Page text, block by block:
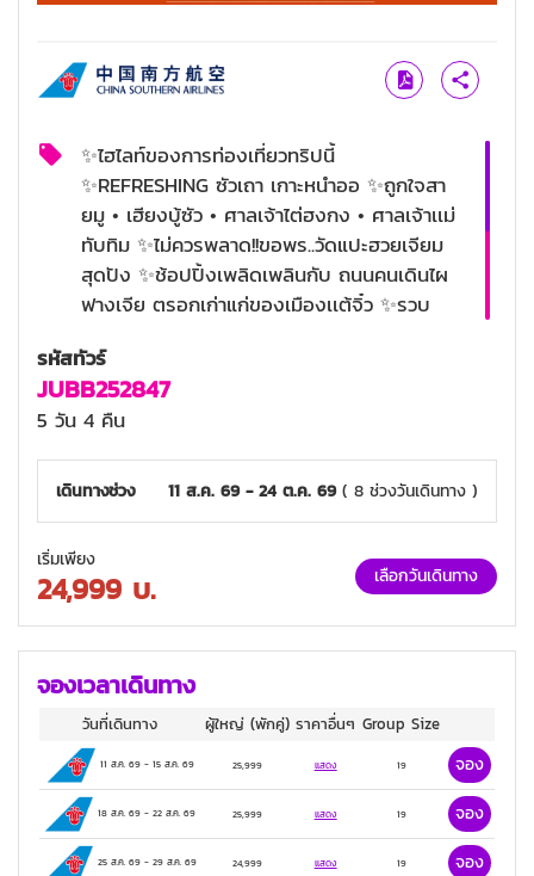
✨ไฮไลท์ของการท่องเที่ยวทริปนี้
✨REFRESHING ซัวเถา เกาะหนำออ ✨ถูกใจสา
ยมู • เฮียงบู้ซัว • ศาลเจ้าไต่ฮงกง • ศาลเจ้าเเม่
ทับทิม ✨ไม่ควรพลาด!!ขอพร..วัดแปะฮวยเจียม
สุดปัง ✨ช้อปปิ้งเพลิดเพลินกับ ถนนคนเดินไผ
ฟางเจีย ตรอกเก่าแก่ของเมืองเเต้จิ๋ว ✨รวบ
คนจีนโพ้นทะเล ✨สะพานวัวคู่ (รวมค่าขึ้นสะพาน)
✨เกาะหนำออ เกาะอันดับ1 ที่สวยที่สุดในซัวเถา
เมนูพิเศษ...ห่านพะโล้ / สุกี้ซัวเถา /อาหารซีฟู้ด
4 ดาว
รหัสทัวร์
JUBB252847
5 วัน 4 คืน
เดินทางช่วง 11 ส.ค. 69 - 24 ต.ค. 69( 8 ช่วงวันเดินทาง )
เริ่มเพียง
24,999 บ. เลือกวันเดินทาง
จองเวลาเดินทาง
วันที่เดินทาง ผู้ใหญ่ (พักคู่) ราคาอื่นๆ Group Size
11 ส.ค. 69- 15 ส.ค. 69 25,999 แสดง 19 จอง
18 ส.ค. 69 -22 ส.ค. 69 25,999 แสดง 19 จอง
25 ส.ค. 69- 29 ส.ค. 69 24,999 แสดง 19 จอง